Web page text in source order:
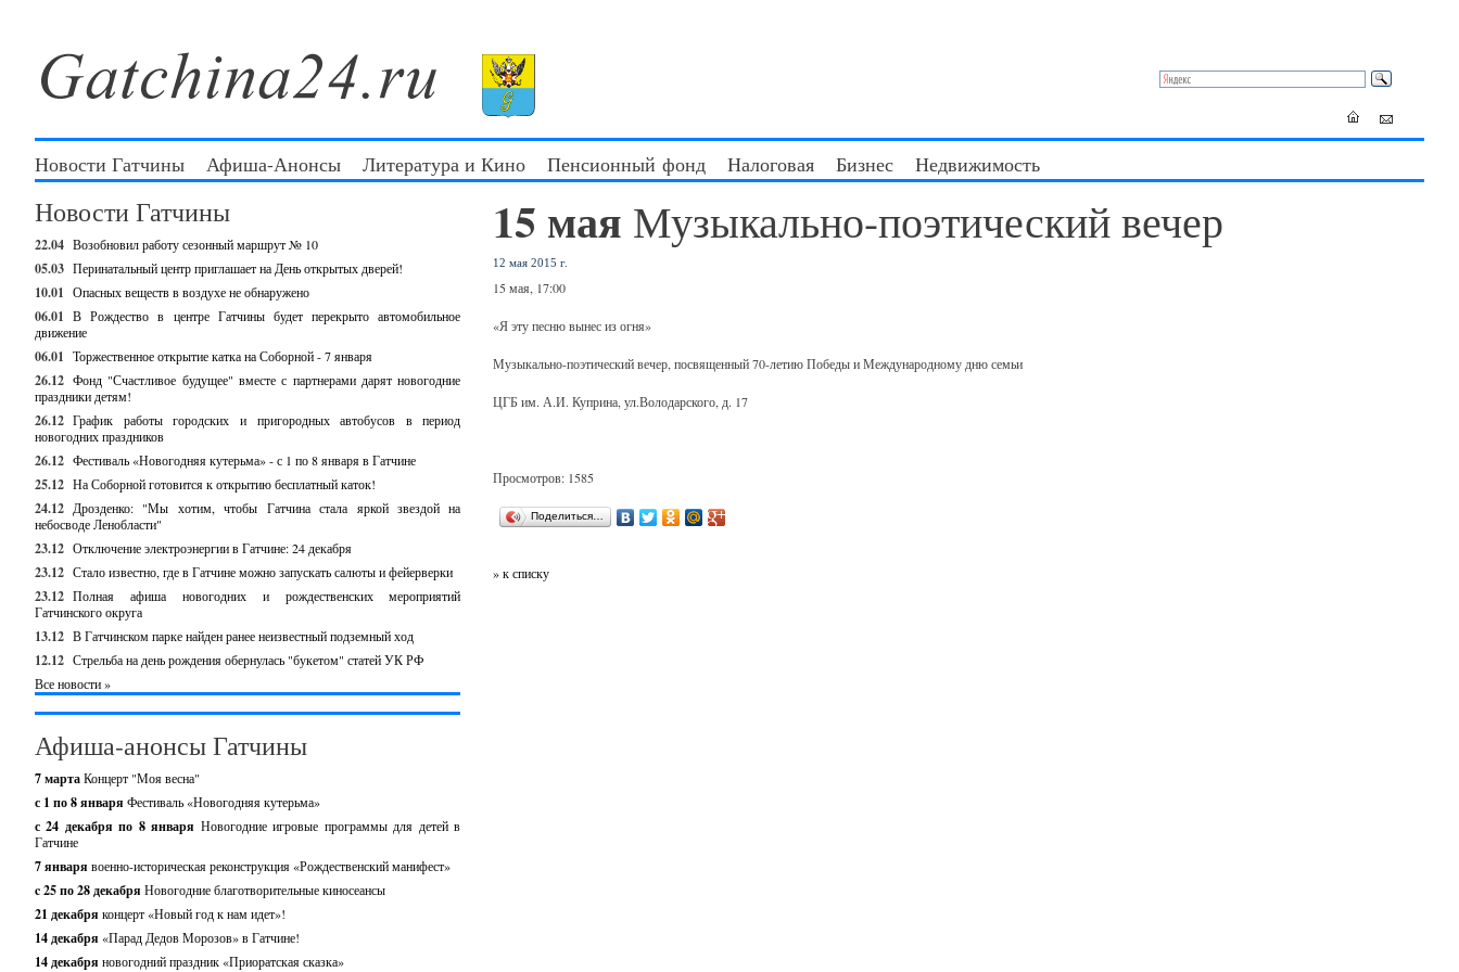
Новости Гатчины Афиша-Анонсы Литература и Кино Пенсионный фонд Налоговая Бизнес Недвижимость
Новости Гатчины
22.04 Возобновил работу сезонный маршрут № 10
05.03 Перинатальный центр приглашает на День открытых дверей!
10.01 Опасных веществ в воздухе не обнаружено
06.01 В Рождество в центре Гатчины будет перекрыто автомобильное
движение
06.01 Торжественное открытие катка на Соборной - 7 января
26.12 Фонд "Счастливое будущее" вместе с партнерами дарят новогодние
праздники детям!
26.12 График работы городских и пригородных автобусов в период
новогодних праздников
26.12 Фестиваль «Новогодняя кутерьма» - с 1 по 8 января в Гатчине
25.12 На Соборной готовится к открытию бесплатный каток!
24.12 Дрозденко: "Мы хотим, чтобы Гатчина стала яркой звездой на
небосводе Ленобласти"
23.12 Отключение электроэнергии в Гатчине: 24 декабря
23.12 Стало известно, где в Гатчине можно запускать салюты и фейерверки
23.12 Полная афиша новогодних и рождественских мероприятий
Гатчинского округа
13.12 В Гатчинском парке найден ранее неизвестный подземный ход
12.12 Стрельба на день рождения обернулась "букетом" статей УК РФ
Все новости »
Афиша-анонсы Гатчины
7 мартаКонцерт "Моя весна"
с 1 по 8 января Фестиваль «Новогодняя кутерьма»
с 24 декабря по 8 января Новогодние игровые программы для детей в
Гатчине
7 января военно-историческая реконструкция «Рождественский манифест»
c 25 по 28 декабря Новогодние благотворительные киносеансы
21 декабря концерт «Новый год к нам идет»!
14 декабря «Парад Дедов Морозов» в Гатчине!
14 декабря новогодний праздник «Приоратская сказка»
15 мая Музыкально-поэтический вечер
12 мая 2015 г.
15 мая, 17:00
«Я эту песню вынес из огня»
Музыкально-поэтический вечер, посвященный 70-летию Победы и Международному дню семьи
ЦГБ им. А.И. Куприна, ул.Володарского, д. 17
Просмотров: 1585
Поделиться…
» к списку